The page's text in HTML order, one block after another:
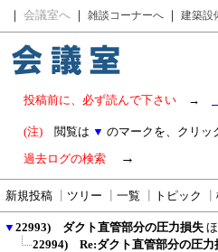
｜ 会議室へ ｜ 雑談コーナーへ ｜ 建築設
投稿前に、必ず読んで下さい →
(注) 閲覧は ▼ のマークを、クリッ
過去ログの検索 →
新規投稿 ツリー 一覧 トピック
▼ 22993) ダクト直管部分の圧力損失
22994) Re:ダクト直管部分の圧力